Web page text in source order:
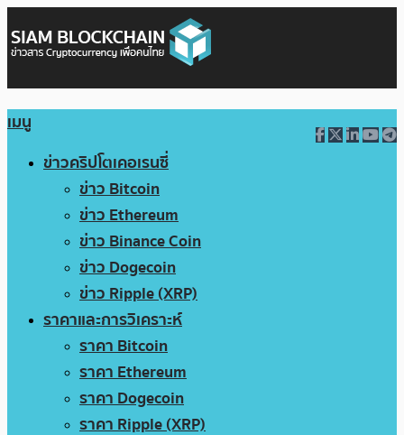
เมนู
ข่าวคริปโตเคอเรนซี่
ข่าว Bitcoin
ข่าว Ethereum
ข่าว Binance Coin
ข่าว Dogecoin
ข่าว Ripple (XRP)
ราคาและการวิเคราะห์
ราคา Bitcoin
ราคา Ethereum
ราคา Dogecoin
ราคา Ripple (XRP)